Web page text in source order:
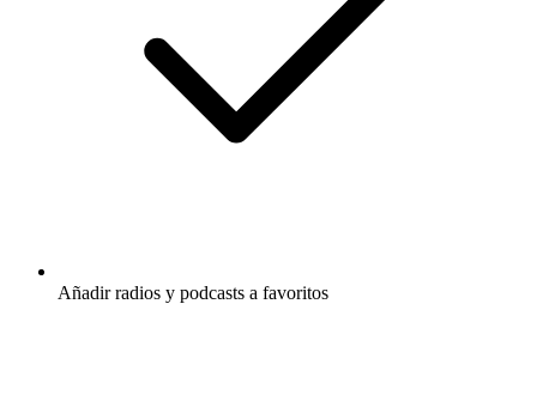
Añadir radios y podcasts a favoritos